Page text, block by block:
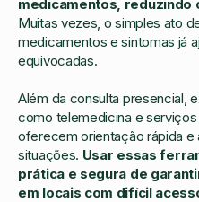
medicamentos, reduzindo
Muitas vezes, o simples ato
medicamentos e sintomas já
equivocadas.
Além da consulta presencial,
como telemedicina e
oferecem orientação rápida e
situações. Usar essas
prática e segura de
em locais com difícil